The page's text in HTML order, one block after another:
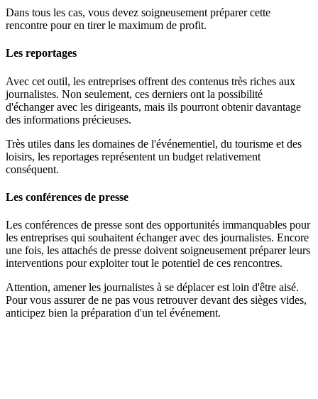
Dans tous les cas, vous devez soigneusement préparer cette
rencontre pour en tirer le maximum de profit.
Les reportages
Avec cet outil, les entreprises offrent des contenus très riches aux
journalistes. Non seulement, ces derniers ont la possibilité
d'échanger avec les dirigeants, mais ils pourront obtenir davantage
des informations précieuses.
Très utiles dans les domaines de l'événementiel, du tourisme et des
loisirs, les reportages représentent un budget relativement
conséquent.
Les conférences de presse
Les conférences de presse sont des opportunités immanquables pour
les entreprises qui souhaitent échanger avec des journalistes. Encore
une fois, les attachés de presse doivent soigneusement préparer leurs
interventions pour exploiter tout le potentiel de ces rencontres.
Attention, amener les journalistes à se déplacer est loin d'être aisé.
Pour vous assurer de ne pas vous retrouver devant des sièges vides,
anticipez bien la préparation d'un tel événement.